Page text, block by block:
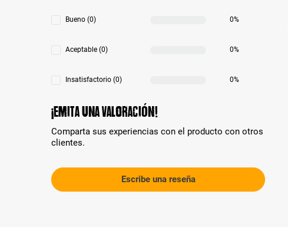
Bueno (0) 0%
Aceptable (0) 0%
Insatisfactorio (0) 0%
¡Emita una valoración!
Comparta sus experiencias con el producto con otros
clientes.
Escribe una reseña